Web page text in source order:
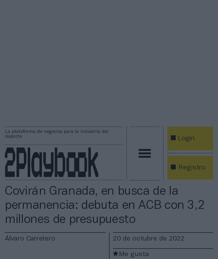
La plataforma de negocios para la industria del
deporte
Login
Registro
Covirán Granada, en busca de la
permanencia: debuta en ACB con 3,2
millones de presupuesto
Álvaro Carretero 20 de octubre de 2022
Me gusta